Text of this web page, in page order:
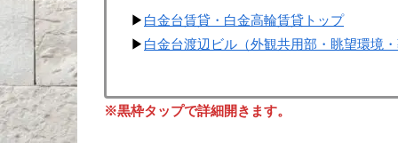
▶ 白金台賃貸・白金高輪賃貸トップ
▶ 白金台渡辺ビル（外観共用部・眺望環境
※黒枠タップで詳細開きます。